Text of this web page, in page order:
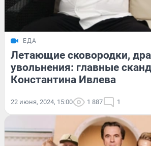
ЕДА
Летающие сковородки,
увольнения: главные
Константина Ивлева
22 июня, 2024, 15:00 1 887 1